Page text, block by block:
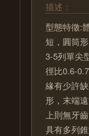
描述：
型態特徵:
短，圓筒
3-5列單尖
徑比0.6-
緣有少許
形，末端
上則無牙
具有多列